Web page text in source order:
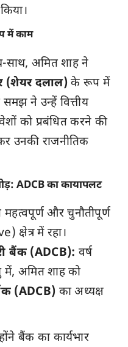
में काम
साथ, अमित शाह ने
(शेयर दलाल) के रूप में
ने उन्हें वित्तीय
को प्रबंधित करने की
उनकी राजनीतिक
ADCB का कायापलट
और चुनौतीपूर्ण
क्षेत्र में रहा।
बैंक (ADCB): वर्ष
अमित शाह को
(ADCB) का अध्यक्ष
बैंक का कार्यभार